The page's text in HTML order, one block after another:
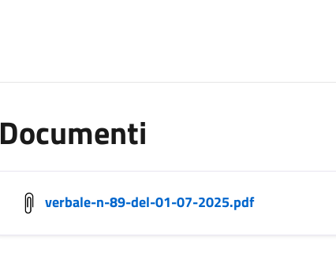
Documenti
verbale-n-89-del-01-07-2025.pdf